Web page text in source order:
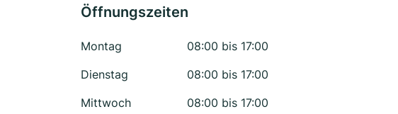
Öffnungszeiten
Montag
08:00 bis 17:00
Dienstag
08:00 bis 17:00
Mittwoch
08:00 bis 17:00